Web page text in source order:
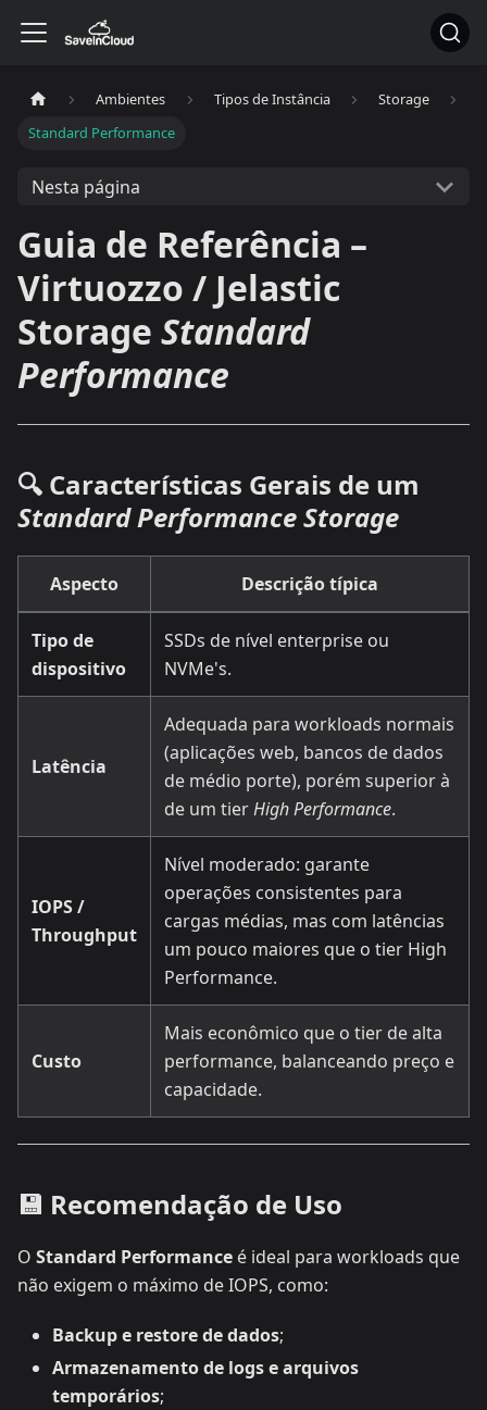
Ambientes Tipos de Instância
Storage
Standard Performance
Nesta página
Guia de Referência –
Virtuozzo / Jelastic
Storage Standard
Performance
🔍 Características Gerais de um
Standard Performance Storage
Aspecto Descrição típica
Tipo de
dispositivo
SSDs de nível enterprise ou
NVMe's.
Latência
Adequada para workloads normais
(aplicações web, bancos de dados
de médio porte), porém superior à
de um tierHigh Performance.
IOPS /
Throughput
Nível moderado: garante
operações consistentes para
cargas médias, mas com latências
um pouco maiores que o tier High
Performance.
Custo
Mais econômico que o tier de alta
performance, balanceando preço e
capacidade.
💾 Recomendação de Uso
O Standard Performance é ideal para workloads que
não exigem o máximo de IOPS, como:
Backup e restore de dados;
Armazenamento de logs e arquivos
temporários;